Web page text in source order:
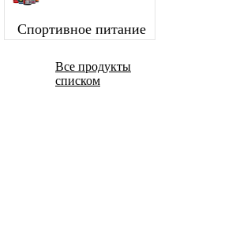
Спортивное питание
Все продукты
списком